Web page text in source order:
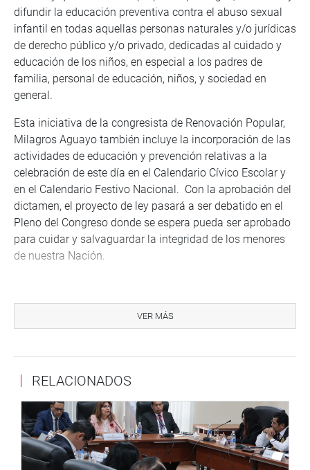
difundir la educación preventiva contra el abuso sexual
infantil en todas aquellas personas naturales y/o jurídicas
de derecho público y/o privado, dedicadas al cuidado y
educación de los niños, en especial a los padres de
familia, personal de educación, niños, y sociedad en
general.
Esta iniciativa de la congresista de Renovación Popular,
Milagros Aguayo también incluye la incorporación de las
actividades de educación y prevención relativas a la
celebración de este día en el Calendario Cívico Escolar y
en el Calendario Festivo Nacional. Con la aprobación del
dictamen, el proyecto de ley pasará a ser debatido en el
Pleno del Congreso donde se espera pueda ser aprobado
para cuidar y salvaguardar la integridad de los menores
de nuestra Nación.
Lima, 14 de febrero de 2022VER MÁS
RELACIONADOS